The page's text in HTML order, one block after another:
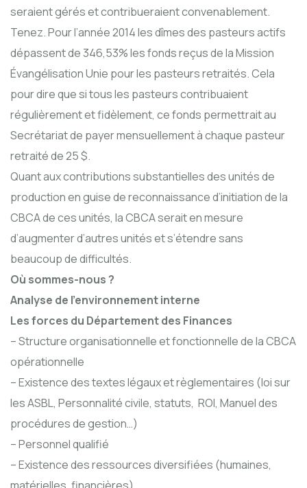
seraient gérés et contribueraient convenablement.
Tenez. Pour l’année 2014 les dîmes des pasteurs actifs
dépassent de 346,53% les fonds reçus de la Mission
Évangélisation Unie pour les pasteurs retraités. Cela
pour dire que si tous les pasteurs contribuaient
régulièrement et fidèlement, ce fonds permettrait au
Secrétariat de payer mensuellement à chaque pasteur
retraité de 25 $.
Quant aux contributions substantielles des unités de
production en guise de reconnaissance d’initiation de la
CBCA de ces unités, la CBCA serait en mesure
d’augmenter d’autres unités et s’étendre sans
beaucoup de difficultés.
Où sommes-nous ?
Analyse de l’environnement interne
Les forces du Département des Finances
– Structure organisationnelle et fonctionnelle de la CBCA
opérationnelle
– Existence des textes légaux et règlementaires (loi sur
les ASBL, Personnalité civile, statuts, ROI, Manuel des
procédures de gestion…)
– Personnel qualifié
– Existence des ressources diversifiées (humaines,